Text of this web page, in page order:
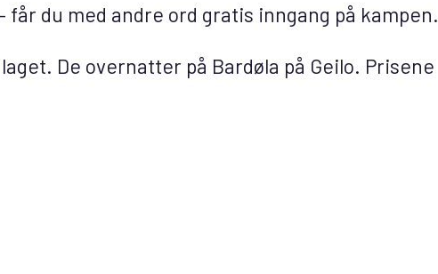
får du med andre ord gratis inngang på kampen.
De overnatter på Bardøla på Geilo. Prisene